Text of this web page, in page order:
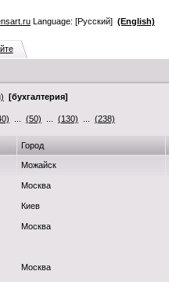
Language: [Русский] (English)
[бухгалтерия]
(50) (130) (238)
Город
Можайск
Москва
Киев
Москва
Москва